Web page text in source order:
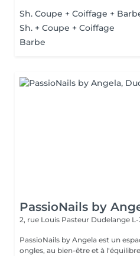
Sh. Coupe + Coiffage +
Sh. + Coupe + Coiffage
Barbe
PassioNails by
2, rue Louis Pasteur Dudelange
PassioNails by Angela est un
ongles, au bien-être et à